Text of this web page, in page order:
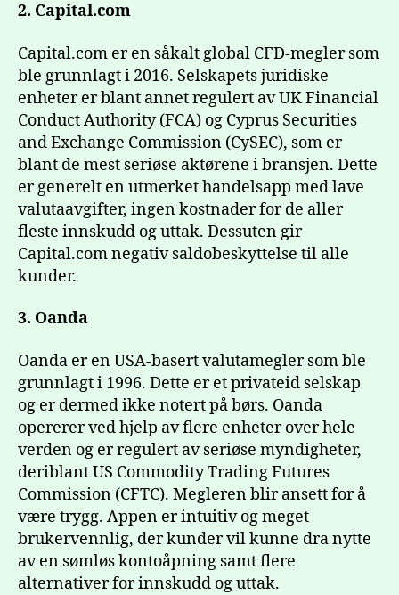
2. Capital.com
Capital.com er en såkalt global CFD-megler som
ble grunnlagt i 2016. Selskapets juridiske
enheter er blant annet regulert av UK Financial
Conduct Authority (FCA) og Cyprus Securities
and Exchange Commission (CySEC), som er
blant de mest seriøse aktørene i bransjen. Dette
er generelt en utmerket handelsapp med lave
valutaavgifter, ingen kostnader for de aller
fleste innskudd og uttak. Dessuten gir
Capital.com negativ saldobeskyttelse til alle
kunder.
3. Oanda
Oanda er en USA-basert valutamegler som ble
grunnlagt i 1996. Dette er et privateid selskap
og er dermed ikke notert på børs. Oanda
opererer ved hjelp av flere enheter over hele
verden og er regulert av seriøse myndigheter,
deriblant US Commodity Trading Futures
Commission (CFTC). Megleren blir ansett for å
være trygg. Appen er intuitiv og meget
brukervennlig, der kunder vil kunne dra nytte
av en sømløs kontoåpning samt flere
alternativer for innskudd og uttak.